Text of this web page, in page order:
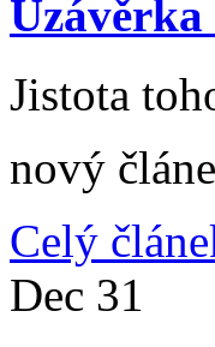
Jistota
nový
Celý
Dec 31